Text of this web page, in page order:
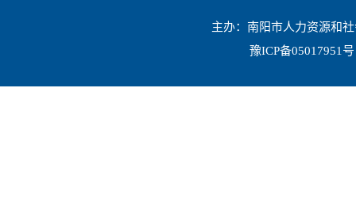
主办：南阳市人力资源和
豫ICP备05017951号